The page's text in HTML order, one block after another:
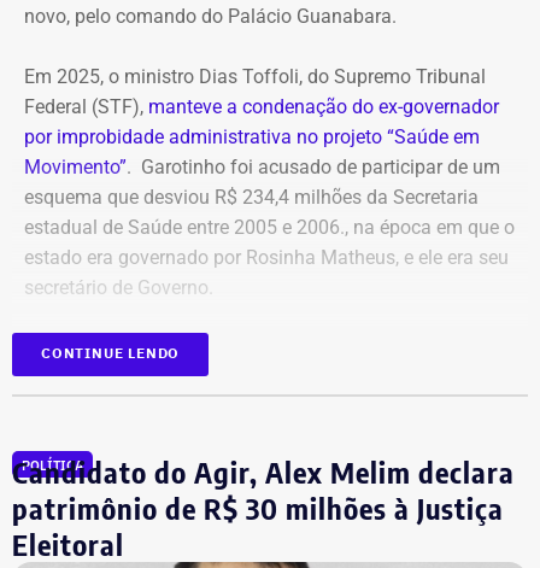
novo, pelo comando do Palácio Guanabara.
Em 2025, o ministro Dias Toffoli, do Supremo Tribunal
Federal (STF), manteve a condenação do ex-governador
por improbidade administrativa no projeto “Saúde em
Movimento”. Garotinho foi acusado de participar de um
esquema que desviou R$ 234,4 milhões da Secretaria
estadual de Saúde entre 2005 e 2006., na época em que o
estado era governado por Rosinha Matheus, e ele era seu
secretário de Governo.
Com isso, a sentença tornou-se definitiva.
imediata execução da sentença. Além da comunicação à
Justiça Eleitoral, o órgão pede a inclusão do nome de
Garotinho no Cadastro Nacional de Condenados por Ato
de Improbidade Administrativa.
CONTINUE LENDO
POLÍTICA
Candidato do Agir, Alex Melim declara
patrimônio de R$ 30 milhões à Justiça
Eleitoral